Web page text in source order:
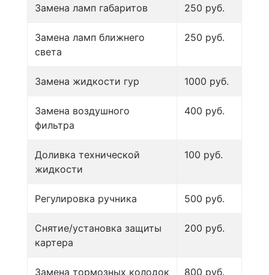
Замена ламп габаритов 250 руб.
Замена ламп ближнего
света
250 руб.
Замена жидкости гур 1000 руб.
Замена воздушного
фильтра
400 руб.
Доливка технической
жидкости
100 руб.
Регулировка ручника 500 руб.
Снятие/установка защиты
картера
200 руб.
Замена тормозных колодок
800 руб.